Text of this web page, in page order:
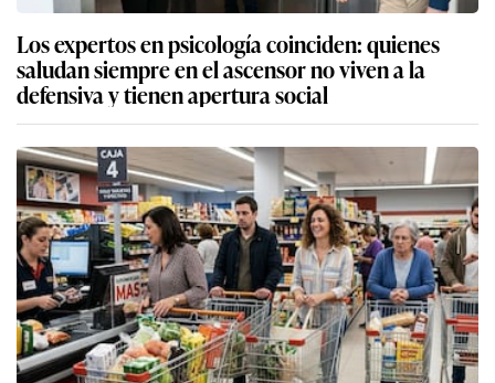
Los expertos en psicología coinciden: quienes
saludan siempre en el ascensor no viven a la
defensiva y tienen apertura social